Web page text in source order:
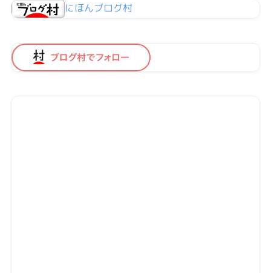
にほんブログ村